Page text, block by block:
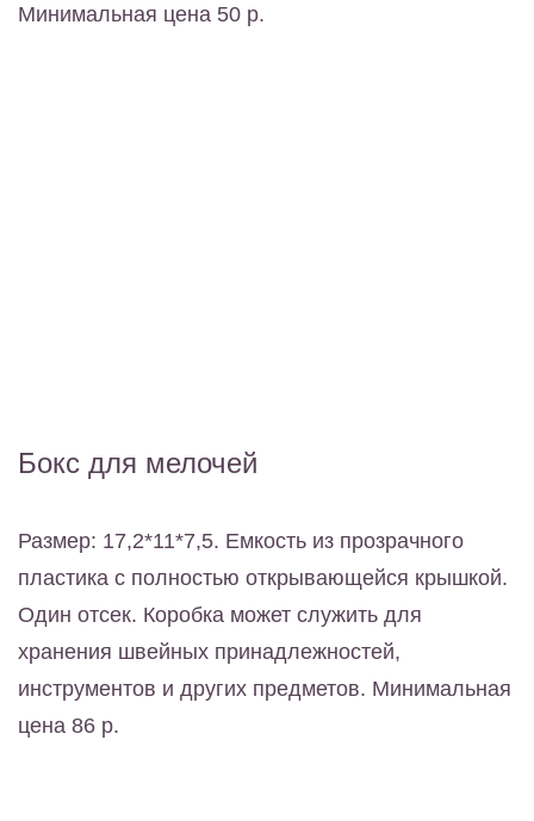
Минимальная цена 50 р.
Бокс для мелочей
Размер: 17,2*11*7,5. Емкость из прозрачного
пластика с полностью открывающейся крышкой.
Один отсек. Коробка может служить для
хранения швейных принадлежностей,
инструментов и других предметов. Минимальная
цена 86 р.